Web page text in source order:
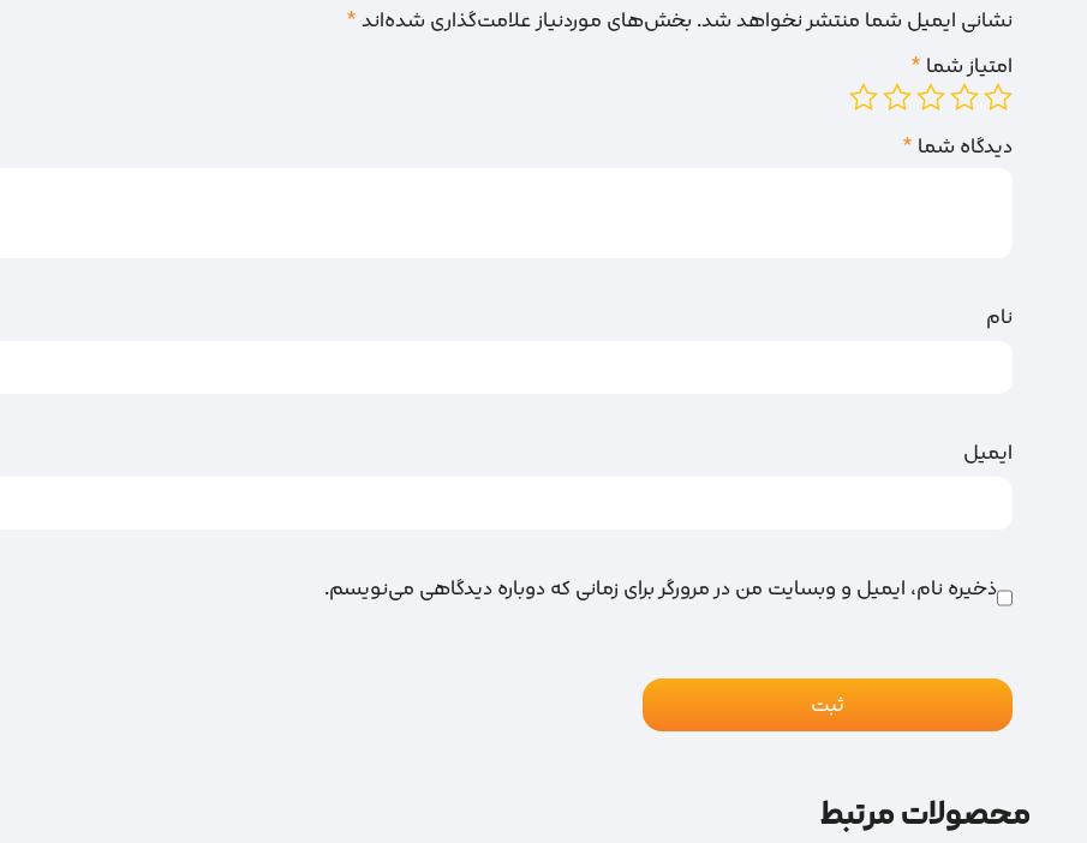
نشانی ایمیل شما منتشر نخواهد شد. بخش‌های موردنیاز علامت‌گذاری شده‌اند*
امتیاز شما *
دیدگاه شما *
نام
ایمیل
ذخیره نام، ایمیل و وبسایت من در مرورگر برای زمانی که دوباره دیدگاهی می‌نویسم.
محصولات مرتبط